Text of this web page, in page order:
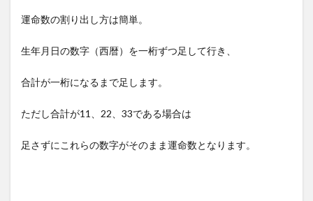
運命数の割り出し方は簡単。
生年月日の数字（西暦）を一桁ずつ足して行き、
合計が一桁になるまで足します。
ただし合計が11、22、33である場合は
足さずにこれらの数字がそのまま運命数となります。